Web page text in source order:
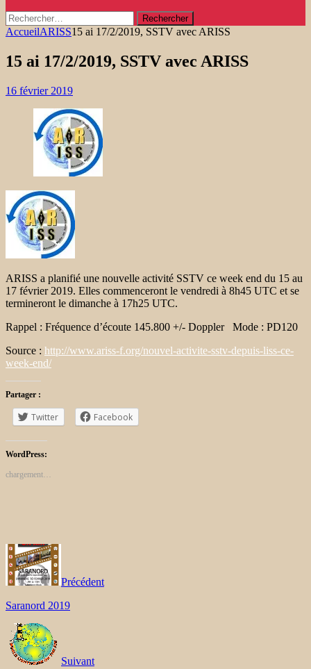
Rechercher :
AccueilARISS15 ai 17/2/2019, SSTV avec ARISS
15 ai 17/2/2019, SSTV avec ARISS
16 février 2019
ARISS a planifié une nouvelle activité SSTV ce week end du 15 au
17 février 2019. Elles commenceront le vendredi à 8h45 UTC et se
termineront le dimanche à 17h25 UTC.
Rappel : Fréquence d’écoute 145.800 +/- Doppler Mode : PD120
Source : http://www.ariss-f.org/nouvel-activite-sstv-depuis-liss-ce-
week-end/
Partager :
Twitter Facebook
WordPress:
chargement…
Précédent
Saranord 2019
Suivant